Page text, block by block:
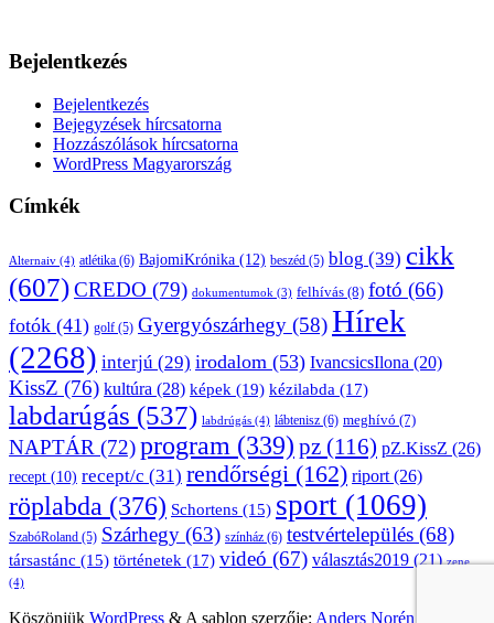
Bejelentkezés
Bejelentkezés
Bejegyzések hírcsatorna
Hozzászólások hírcsatorna
WordPress Magyarország
Címkék
Alternaiv (4) atlétika (6) BajomiKrónika (12) beszéd (5) blog (39) cikk
(607)CREDO (79) dokumentumok (3) felhívás (8) fotó (66)
fotók (41) golf (5) Gyergyószárhegy (58)Hírek
(2268) interjú (29) irodalom (53) IvancsicsIlona (20)
KissZ (76) kultúra (28) képek (19) kézilabda (17)
labdarúgás (537) labdrúgás (4) lábtenisz (6) meghívó (7)
NAPTÁR (72)program (339) pz (116) pZ.KissZ (26)
recept (10) recept/c (31) rendőrségi (162) riport(26)
röplabda (376) Schortens (15) sport (1069)
SzabóRoland (5) Szárhegy (63) színház (6) testvértelepülés (68)
társastánc (15) történetek (17) videó (67) választás2019 (21) zene
(4)
Köszönjük WordPress & A sablon szerzője: Anders Norén